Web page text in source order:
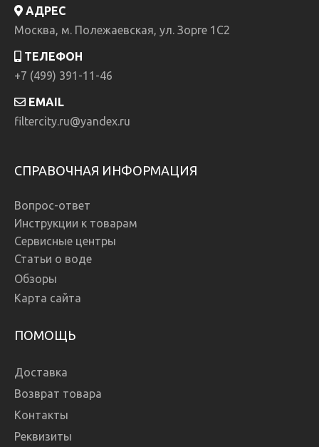
АДРЕС
Москва, м. Полежаевская, ул. Зорге 1C2
ТЕЛЕФОН
+7 (499) 391-11-46
EMAIL
filtercity.ru@yandex.ru
СПРАВОЧНАЯ ИНФОРМАЦИЯ
Вопрос-ответ
Инструкции к товарам
Сервисные центры
Статьи о воде
Обзоры
Карта сайта
ПОМОЩЬ
Доставка
Возврат товара
Контакты
Реквизиты